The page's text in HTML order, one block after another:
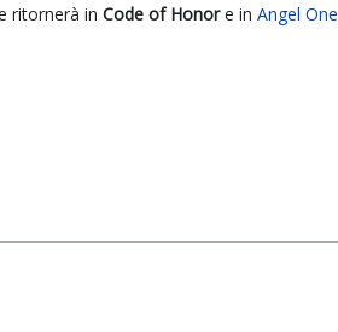
ritornerà inCode of Honore inAngel One